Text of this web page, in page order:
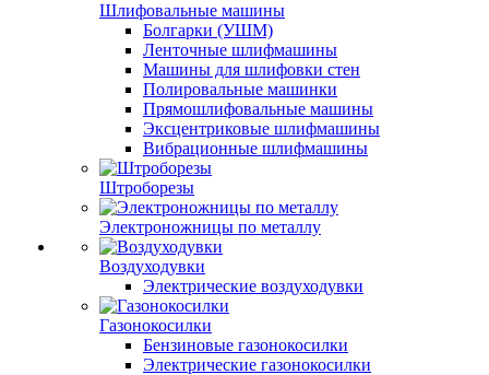
Шлифовальные машины
Болгарки (УШМ)
Ленточные шлифмашины
Машины для шлифовки стен
Полировальные машинки
Прямошлифовальные машины
Эксцентриковые шлифмашины
Вибрационные шлифмашины
Штроборезы
Электроножницы по металлу
Воздуходувки
Электрические воздуходувки
Газонокосилки
Бензиновые газонокосилки
Электрические газонокосилки